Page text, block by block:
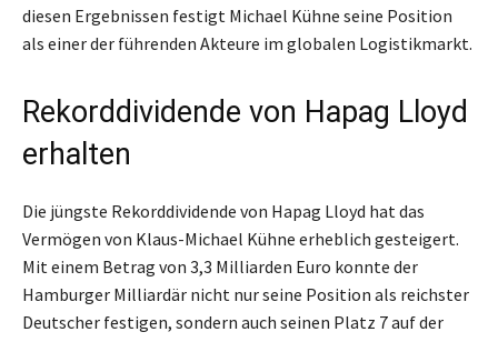
diesen Ergebnissen festigt Michael Kühne seine Position
als einer der führenden Akteure im globalen Logistikmarkt.
Rekorddividende von Hapag Lloyd
erhalten
Die jüngste Rekorddividende von Hapag Lloyd hat das
Vermögen von Klaus-Michael Kühne erheblich gesteigert.
Mit einem Betrag von 3,3 Milliarden Euro konnte der
Hamburger Milliardär nicht nur seine Position als reichster
Deutscher festigen, sondern auch seinen Platz 7 auf der